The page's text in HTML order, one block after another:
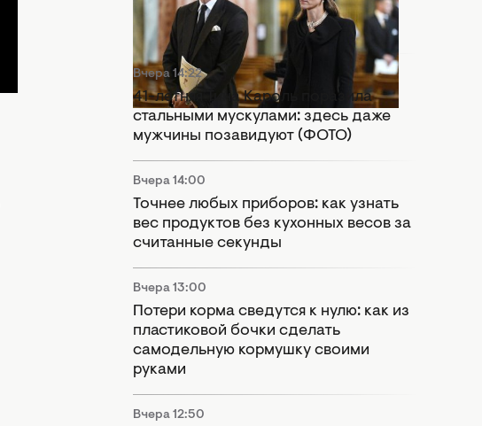
принц Уильям попали в громкий
скандал
Вчера 14:22
41-летняя Тина Кароль поразила
стальными мускулами: здесь даже
мужчины позавидуют (ФОТО)
Вчера 14:00
Точнее любых приборов: как узнать
вес продуктов без кухонных весов за
считанные секунды
Вчера 13:00
Потери корма сведутся к нулю: как из
пластиковой бочки сделать
самодельную кормушку своими
руками
Вчера 12:50